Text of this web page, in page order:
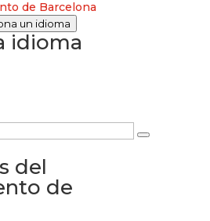
un idioma
idioma
del
de